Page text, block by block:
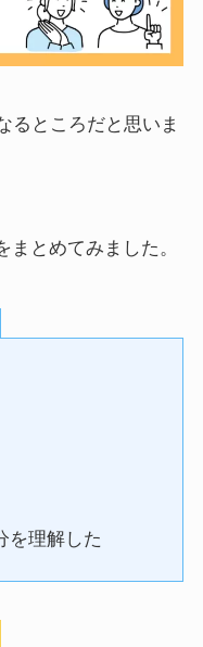
るところだと思いま
とめてみました。
を理解した